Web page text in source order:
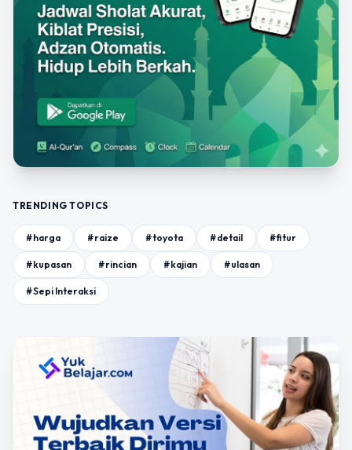
TRENDING TOPICS
#harga #raize #toyota #detail #fitur
#kupasan #rincian #kajian #ulasan
#Sepi Interaksi